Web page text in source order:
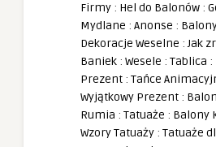
Firmy : Hel do Balonów :
Mydlane : Anonse :
Dekoracje Weselne :Jak
Baniek : Wesele : Tablica :
Prezent : Tańce
Wyjątkowy Prezent :
Rumia : Tatuaże : Balony
Wzory Tatuaży : Tatuaże